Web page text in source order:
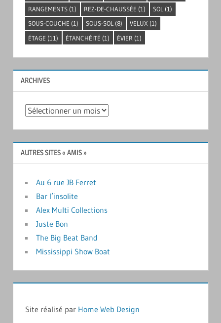
RANGEMENTS (1) REZ-DE-CHAUSSÉE (1) SOL (1)
SOUS-COUCHE (1) SOUS-SOL (8) VELUX (1)
ÉTAGE (11) ÉTANCHÉITÉ (1) ÉVIER (1)
ARCHIVES
Archives
AUTRES SITES « AMIS »
Au 6 rue JB Ferret
Bar l’insolite
Alex Multi Collections
Juste Bon
The Big Beat Band
Mississippi Show Boat
Site réalisé par Home Web Design